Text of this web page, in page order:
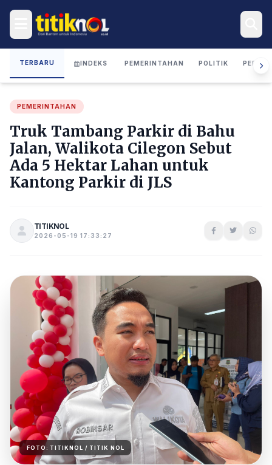
TERBARU INDEKS PEMERINTAHAN POLITIK
PEMERINTAHAN
Truk Tambang Parkir di Bahu
Jalan, Walikota Cilegon Sebut
Ada 5 Hektar Lahan untuk
Kantong Parkir di JLS
TITIKNOL
2026-05-19 17:33:27
FOTO: TITIKNOL / TITIK NOL